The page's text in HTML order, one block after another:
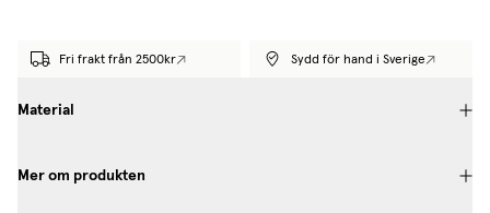
Fri frakt från 2500kr Sydd för hand i Sverige
Material
Mer om produkten